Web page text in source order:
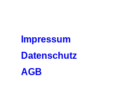
Impressum
Datenschutz
AGB